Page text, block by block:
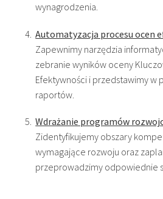
wynagrodzenia.
Automatyzacja procesu ocen
Zapewnimy narzędzia
zebranie wyników oceny
Efektywności i przedstawimy w
raportów.
Wdrażanie programów
Zidentyfikujemy obszary
wymagające rozwoju oraz
przeprowadzimy odpowiednie